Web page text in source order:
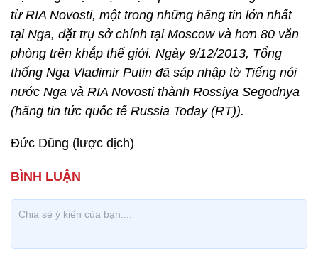
từ RIA Novosti, một trong những hãng tin lớn nhất
tại Nga, đặt trụ sở chính tại Moscow và hơn 80 văn
phòng trên khắp thế giới. Ngày 9/12/2013, Tổng
thống Nga Vladimir Putin đã sáp nhập tờ Tiếng nói
nước Nga và RIA Novosti thành Rossiya Segodnya
(hãng tin tức quốc tế Russia Today (RT)).
Đức Dũng (lược dịch)